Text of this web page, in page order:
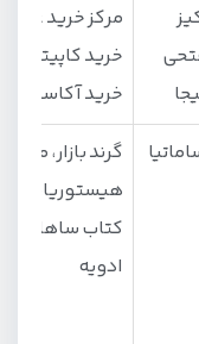
مرکز خرید
خرید کاپیتول،
خرید آکاسیا
گرند بازار، مرکز
هیستوریا، بازار
کتاب ساهافلار،
ادویه